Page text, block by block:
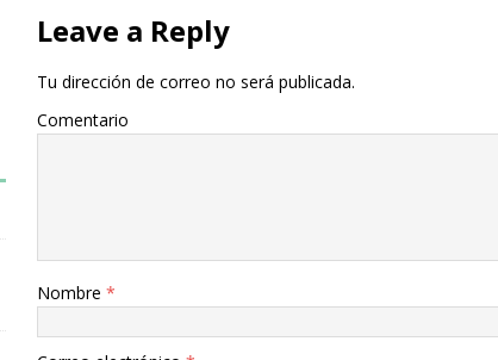
Leave a Reply
Tu dirección de correo no será publicada.
Comentario
Nombre *